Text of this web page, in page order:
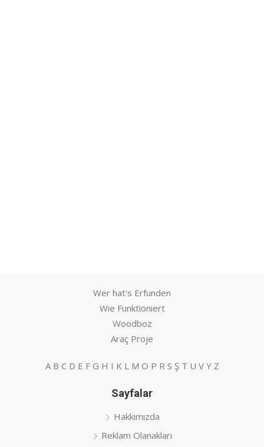
Wer hat's Erfunden
Wie Funktioniert
Woodboz
Araç Proje
A B C D E F G H I K L M O P R S Ş T U V Y Z
Sayfalar
Hakkımızda
Reklam Olanakları